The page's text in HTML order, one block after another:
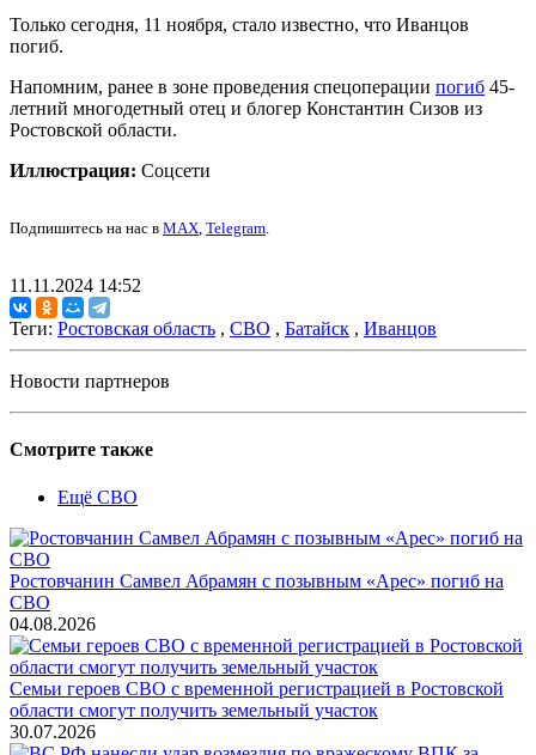
Только сегодня, 11 ноября, стало известно, что Иванцов
погиб.
Напомним, ранее в зоне проведения спецоперации погиб 45-
летний многодетный отец и блогер Константин Сизов из
Ростовской области.
Иллюстрация: Соцсети
Подпишитесь на нас в MAX, Telegram.
11.11.2024 14:52
Теги: Ростовская область , СВО , Батайск , Иванцов
Новости партнеров
Смотрите также
Ещё СВО
Ростовчанин Самвел Абрамян с позывным «Арес» погиб на
СВО
04.08.2026
Семьи героев СВО с временной регистрацией в Ростовской
области смогут получить земельный участок
30.07.2026